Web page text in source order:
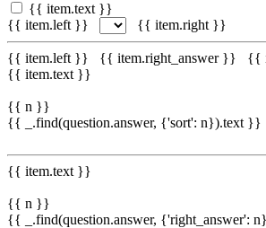
{{ item.text }}
{{ item.left }}
{{ item.right }}
{{ item.left }} {{ item.right_answer }}
{{
{{ item.text }}
{{ n }}
{{ _.find(question.answer, {'sort': n}).text }}
{{ item.text }}
{{ n }}
{{ _.find(question.answer, {'right_answer':